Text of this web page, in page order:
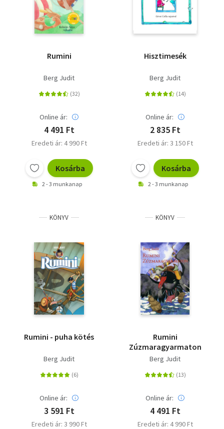
Rumini
Berg Judit
Online ár:
4 491 Ft
Eredeti ár: 4 990 Ft
Kosárba
2 - 3 munkanap
Hisztimesék
Berg Judit
Online ár:
2 835 Ft
Eredeti ár: 3 150 Ft
Kosárba
2 - 3 munkanap
KÖNYV
Rumini - puha kötés
Berg Judit
Online ár:
3 591 Ft
Eredeti ár: 3 990 Ft
KÖNYV
Rumini
Zúzmaragyarmaton
Berg Judit
Online ár:
4 491 Ft
Eredeti ár: 4 990 Ft